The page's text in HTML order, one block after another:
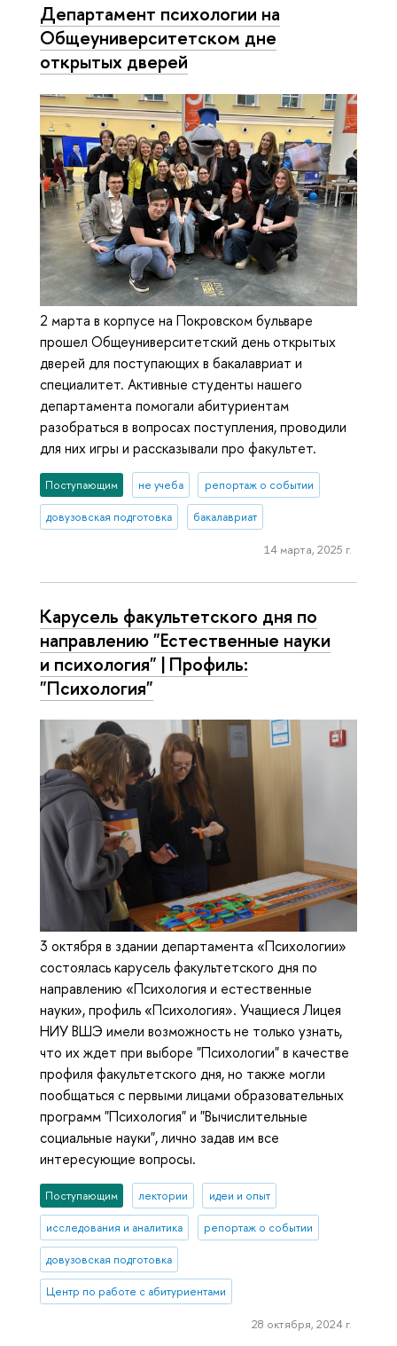
Департамент психологии на
Общеуниверситетском дне
открытых дверей
2 марта в корпусе на Покровском бульваре
прошел Общеуниверситетский день открытых
дверей для поступающих в бакалавриат и
специалитет. Активные студенты нашего
департамента помогали абитуриентам
разобраться в вопросах поступления, проводили
для них игры и рассказывали про факультет.
Поступающим не учеба репортаж о событии
довузовская подготовка бакалавриат
14 марта, 2025 г.
Карусель факультетского дня по
направлению "Естественные науки
и психология" | Профиль:
"Психология"
3 октября в здании департамента «Психологии»
состоялась карусель факультетского дня по
направлению «Психология и естественные
науки», профиль «Психология». Учащиеся Лицея
НИУ ВШЭ имели возможность не только узнать,
что их ждет при выборе "Психологии" в качестве
профиля факультетского дня, но также могли
пообщаться с первыми лицами образовательных
программ "Психология" и "Вычислительные
социальные науки", лично задав им все
интересующие вопросы.
Поступающим лектории идеи и опыт
исследования и аналитика репортаж о событии
довузовская подготовка
Центр по работе с абитуриентами
28 октября, 2024 г.